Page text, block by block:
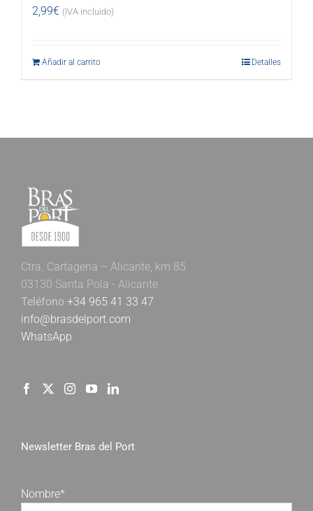
2,99€ (IVA incluido)
Añadir al carrito Detalles
Ctra. Cartagena – Alicante, km 85
03130 Santa Pola - Alicante
Teléfono +34 965 41 33 47
info@brasdelport.com
WhatsApp
Newsletter Bras del Port
Nombre*